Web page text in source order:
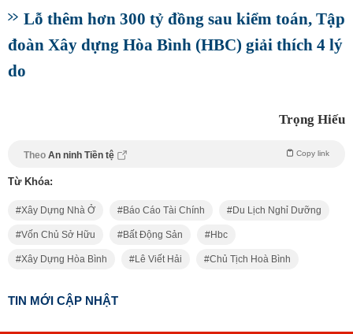
Lỗ thêm hơn 300 tỷ đồng sau kiểm toán, Tập
đoàn Xây dựng Hòa Bình (HBC) giải thích 4 lý
do
Trọng Hiếu
Theo An ninh Tiền tệ Copy link
Từ Khóa:
Xây Dựng Nhà Ở Báo Cáo Tài Chính Du Lịch Nghỉ Dưỡng
Vốn Chủ Sở Hữu Bất Động Sản Hbc
Xây Dựng Hòa Bình Lê Viết Hải Chủ Tịch Hoà Bình
TIN MỚI CẬP NHẬT